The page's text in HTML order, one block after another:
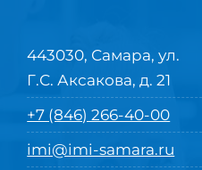
443030, Самара, ул.
Г.С. Аксакова, д. 21
+7 (846) 266-40-00
imi@imi-samara.ru